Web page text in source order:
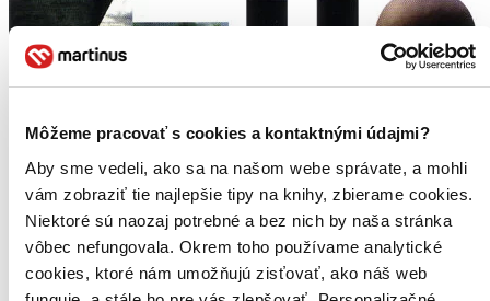
Môžeme pracovať s cookies a kontaktnými údajmi?
Aby sme vedeli, ako sa na našom webe správate, a mohli
vám zobraziť tie najlepšie tipy na knihy, zbierame cookies.
Niektoré sú naozaj potrebné a bez nich by naša stránka
vôbec nefungovala. Okrem toho používame analytické
cookies, ktoré nám umožňujú zisťovať, ako náš web